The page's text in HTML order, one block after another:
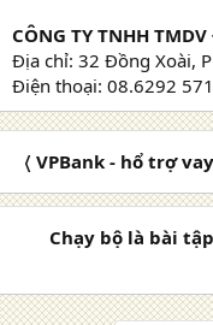
CÔNG TY TNHH
Địa chỉ: 32 Đồng Xoài,
Điện thoại: 08.6292
〈 VPBank - hổ trợ
Chạy bộ là bài